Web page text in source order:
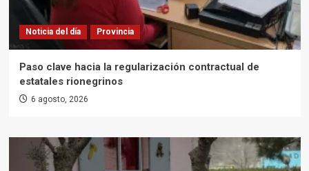
Noticia del día Provincia
Paso clave hacia la regularización contractual de
estatales rionegrinos
6 agosto, 2026